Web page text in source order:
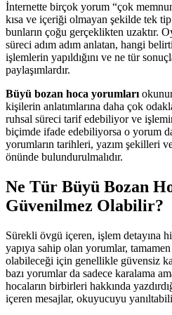
İnternette birçok yorum “çok
kısa ve içeriği olmayan şekilde tek
bunların çoğu gerçeklikten uzaktır.
süreci adım adım anlatan, hangi
işlemlerin yapıldığını ve ne tür
paylaşımlardır.
Büyü bozan hoca yorumları
kişilerin anlatımlarına daha çok
ruhsal süreci tarif edebiliyor ve
biçimde ifade edebiliyorsa o yorum
yorumların tarihleri, yazım şekilleri
önünde bulundurulmalıdır.
Ne Tür Büyü Bozan
Güvenilmez Olabilir?
Sürekli övgü içeren, işlem detayına
yapıya sahip olan yorumlar, tamamen
olabileceği için genellikle güvensiz
bazı yorumlar da sadece karalama
hocaların birbirleri hakkında
içeren mesajlar, okuyucuyu